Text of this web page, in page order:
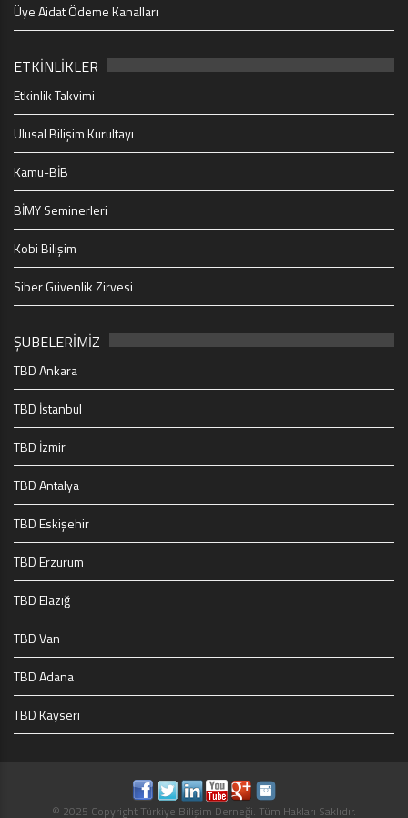
Üye Aidat Ödeme Kanalları
ETKİNLİKLER
Etkinlik Takvimi
Ulusal Bilişim Kurultayı
Kamu-BİB
BİMY Seminerleri
Kobi Bilişim
Siber Güvenlik Zirvesi
ŞUBELERİMİZ
TBD Ankara
TBD İstanbul
TBD İzmir
TBD Antalya
TBD Eskişehir
TBD Erzurum
TBD Elazığ
TBD Van
TBD Adana
TBD Kayseri
© 2025 Copyright Türkiye Bilişim Derneği. Tüm Hakları Saklıdır.